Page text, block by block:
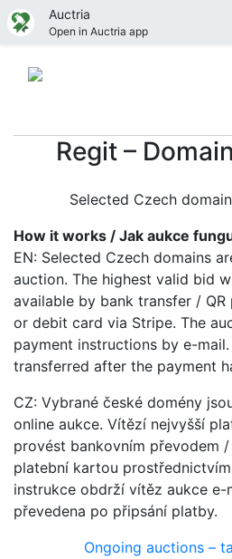
Auctria
Open in Auctria app
Regit –
Selected Czech
How it works / Jak aukce
EN: Selected Czech domains
auction. The highest valid bid
available by bank transfer /
or debit card via Stripe. The
payment instructions by e-
transferred after the payment
CZ: Vybrané české domény
online aukce. Vítězí nejvyšší
provést bankovním převodem
platební kartou
instrukce obdrží vítěz aukce e-
převedena po připsání platby.
Ongoing auctions –